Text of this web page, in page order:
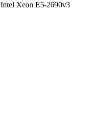
Xeon E5-2690v3